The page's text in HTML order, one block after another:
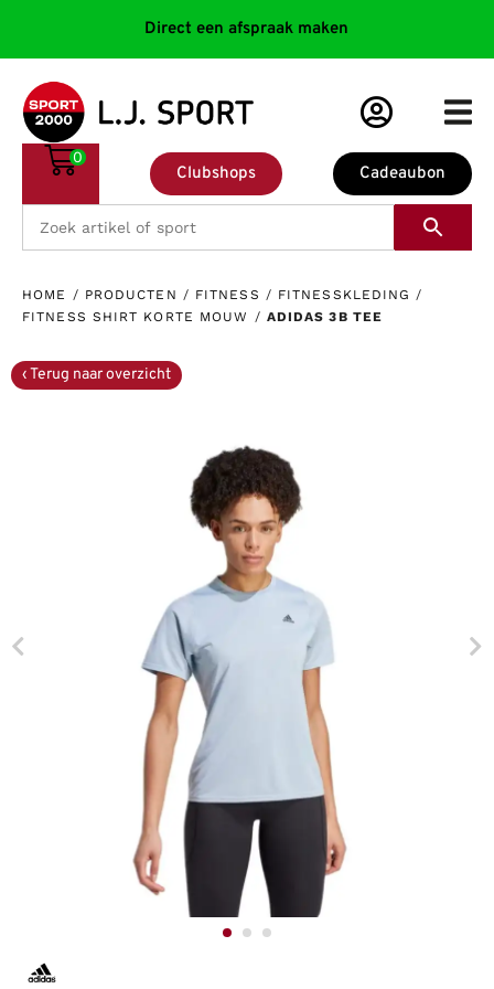
Direct een afspraak maken
Cadeaubon
Clubshops
0
HOME / PRODUCTEN / FITNESS / FITNESSKLEDING /
FITNESS SHIRT KORTE MOUW / ADIDAS 3B TEE